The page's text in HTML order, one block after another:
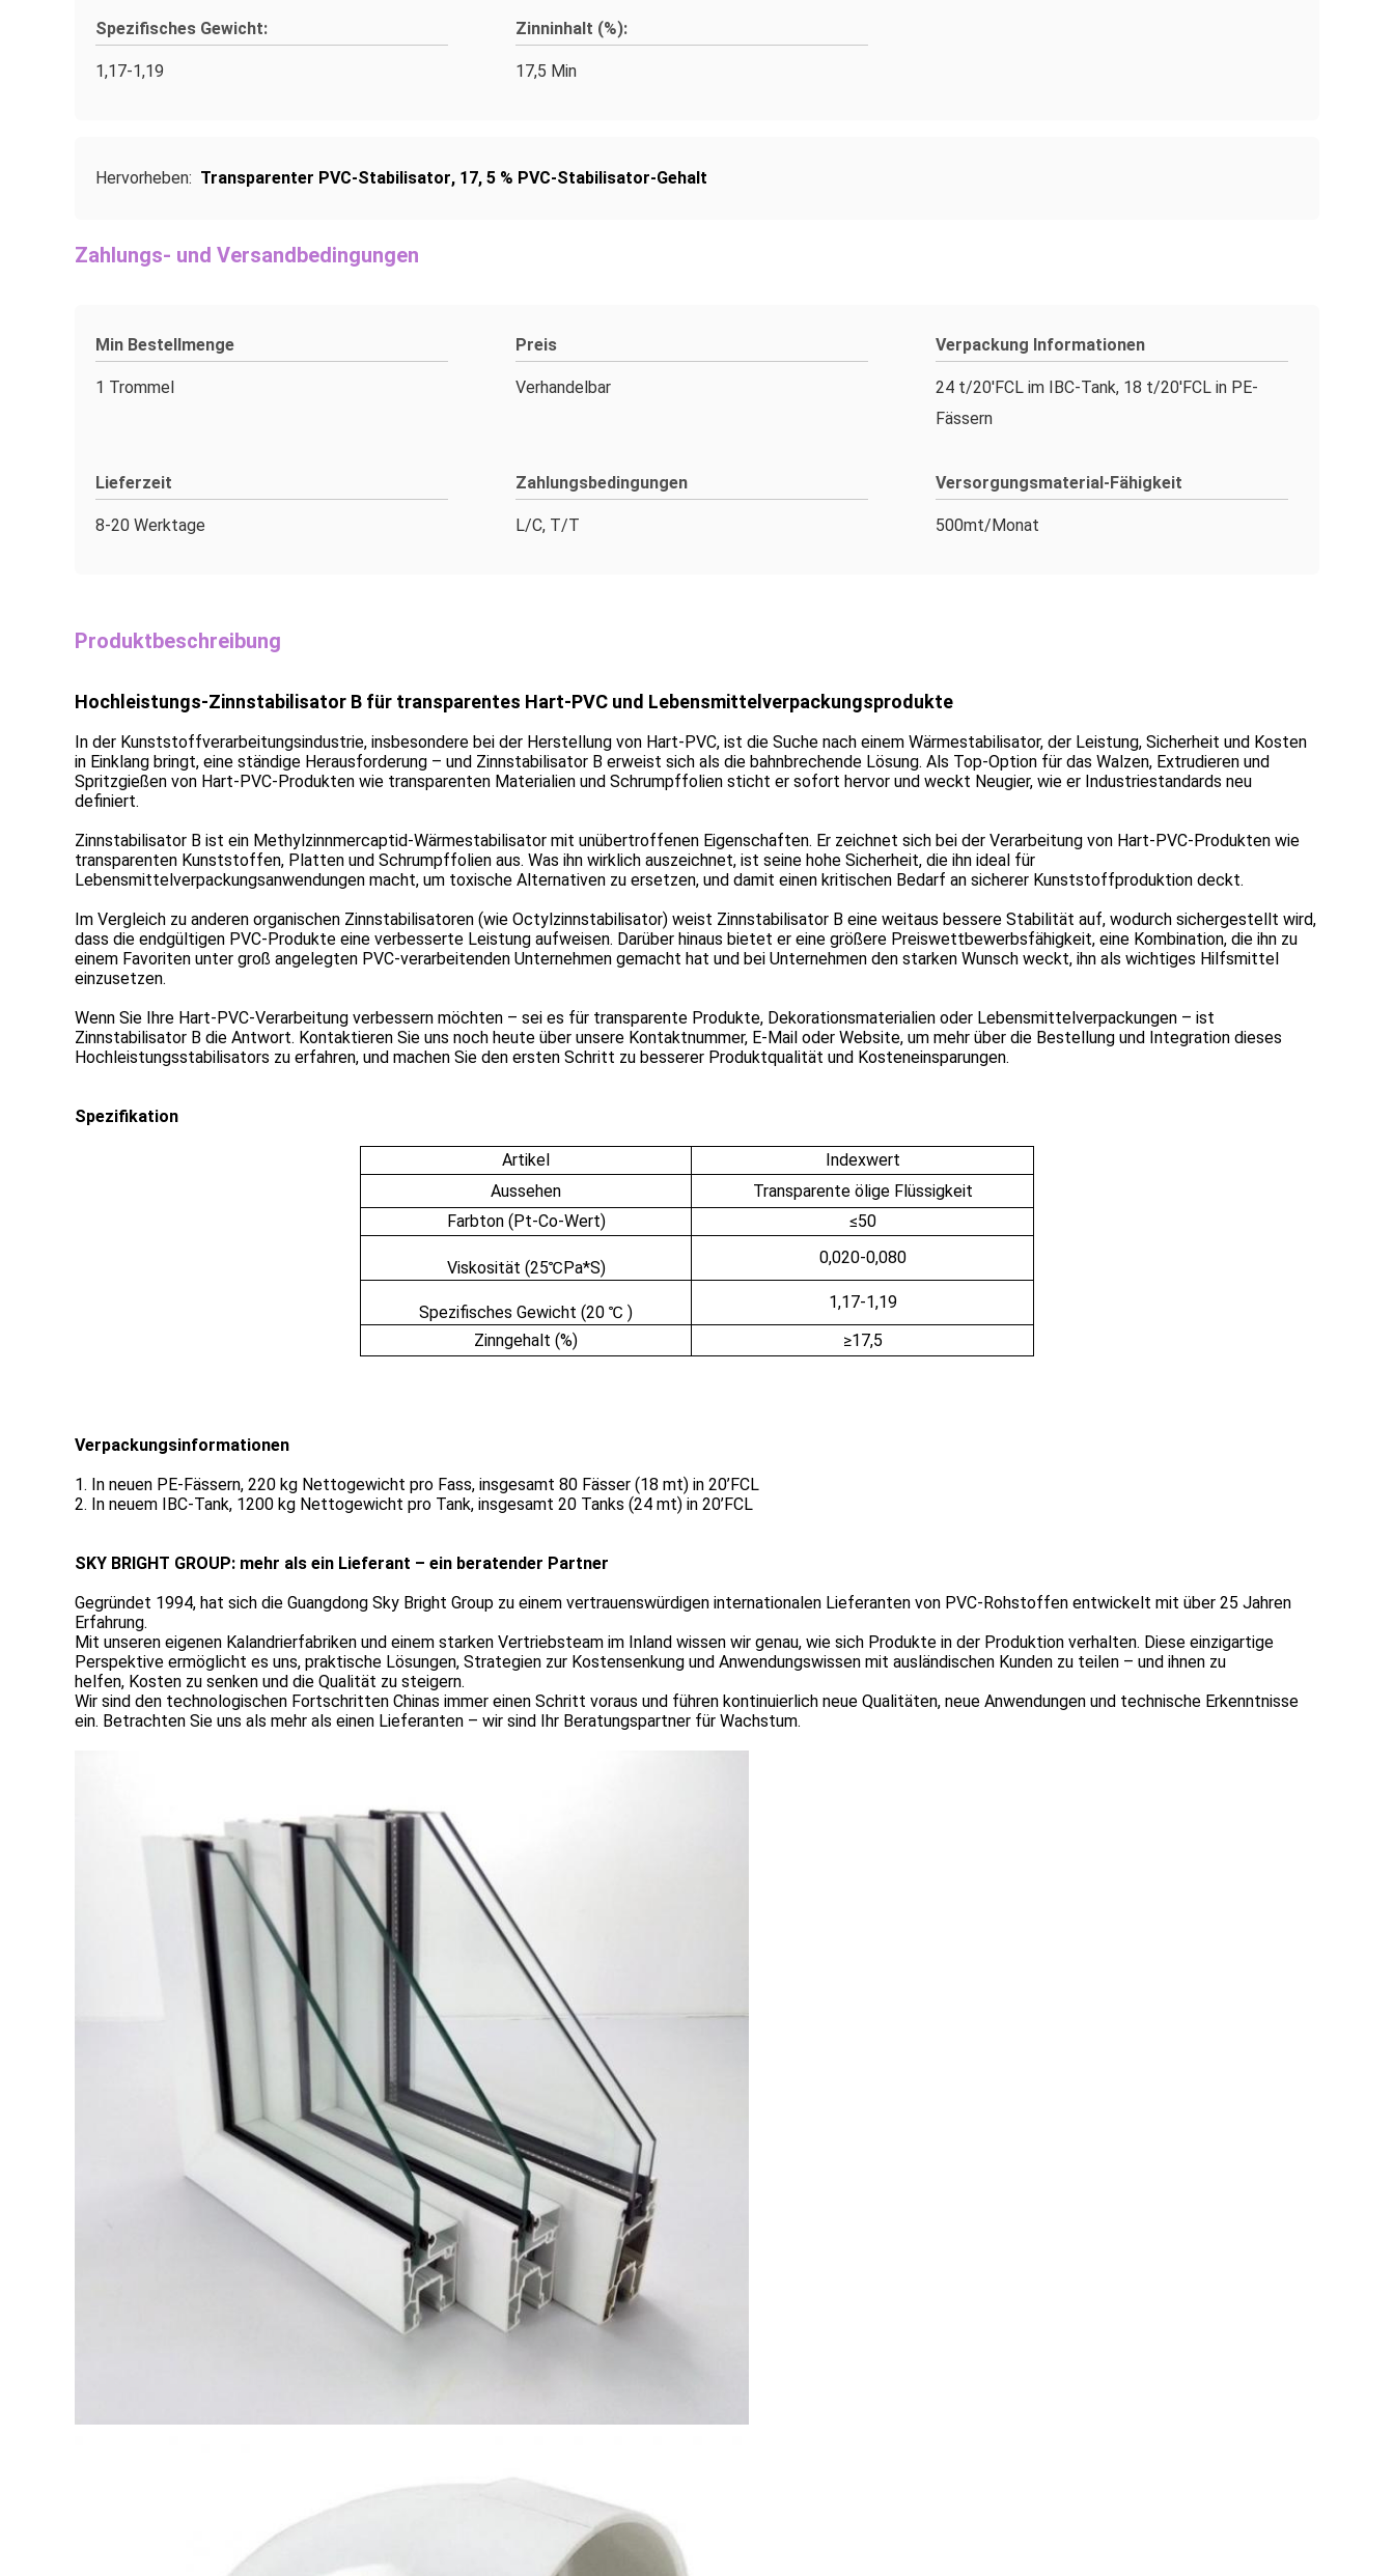
Spezifisches Gewicht:
1,17-1,19
Zinninhalt (%):
17,5 Min
Hervorheben: Transparenter PVC-Stabilisator, 17, 5 % PVC-Stabilisator-Gehalt
Zahlungs- und Versandbedingungen
Min Bestellmenge
1 Trommel
Preis
Verhandelbar
Verpackung Informationen
24 t/20'FCL im IBC-Tank, 18 t/20'FCL in PE-
Fässern
Lieferzeit
8-20 Werktage
Zahlungsbedingungen
L/C, T/T
Versorgungsmaterial-Fähigkeit
500mt/Monat
Produktbeschreibung
Hochleistungs-Zinnstabilisator B für transparentes Hart-PVC und Lebensmittelverpackungsprodukte
In der Kunststoffverarbeitungsindustrie, insbesondere bei der Herstellung von Hart-PVC, ist die Suche nach einem Wärmestabilisator, der Leistung, Sicherheit und Kosten
in Einklang bringt, eine ständige Herausforderung – und Zinnstabilisator B erweist sich als die bahnbrechende Lösung. Als Top-Option für das Walzen, Extrudieren und
Spritzgießen von Hart-PVC-Produkten wie transparenten Materialien und Schrumpffolien sticht er sofort hervor und weckt Neugier, wie er Industriestandards neu
definiert.
Zinnstabilisator B ist ein Methylzinnmercaptid-Wärmestabilisator mit unübertroffenen Eigenschaften. Er zeichnet sich bei der Verarbeitung von Hart-PVC-Produkten wie
transparenten Kunststoffen, Platten und Schrumpffolien aus. Was ihn wirklich auszeichnet, ist seine hohe Sicherheit, die ihn ideal für
Lebensmittelverpackungsanwendungen macht, um toxische Alternativen zu ersetzen, und damit einen kritischen Bedarf an sicherer Kunststoffproduktion deckt.
Im Vergleich zu anderen organischen Zinnstabilisatoren (wie Octylzinnstabilisator) weist Zinnstabilisator B eine weitaus bessere Stabilität auf, wodurch sichergestellt wird,
dass die endgültigen PVC-Produkte eine verbesserte Leistung aufweisen. Darüber hinaus bietet er eine größere Preiswettbewerbsfähigkeit, eine Kombination, die ihn zu
einem Favoriten unter groß angelegten PVC-verarbeitenden Unternehmen gemacht hat und bei Unternehmen den starken Wunsch weckt, ihn als wichtiges Hilfsmittel
einzusetzen.
Wenn Sie Ihre Hart-PVC-Verarbeitung verbessern möchten – sei es für transparente Produkte, Dekorationsmaterialien oder Lebensmittelverpackungen – ist
Zinnstabilisator B die Antwort. Kontaktieren Sie uns noch heute über unsere Kontaktnummer, E-Mail oder Website, um mehr über die Bestellung und Integration dieses
Hochleistungsstabilisators zu erfahren, und machen Sie den ersten Schritt zu besserer Produktqualität und Kosteneinsparungen.
Spezifikation
Artikel
Indexwert
Aussehen
Transparente ölige Flüssigkeit
Farbton (Pt-Co-Wert)
≤50
Viskosität (25℃Pa*S)
0,020-0,080
Spezifisches Gewicht (20 ℃ )
1,17-1,19
Zinngehalt (%)
≥17,5
Verpackungsinformationen
1. In neuen PE-Fässern, 220 kg Nettogewicht pro Fass, insgesamt 80 Fässer (18 mt) in 20’FCL
2. In neuem IBC-Tank, 1200 kg Nettogewicht pro Tank, insgesamt 20 Tanks (24 mt) in 20’FCL
SKY BRIGHT GROUP: mehr als ein Lieferant – ein beratender Partner
Gegründet 1994, hat sich die Guangdong Sky Bright Group zu einem vertrauenswürdigen internationalen Lieferanten von PVC-Rohstoffen entwickelt mit über 25 Jahren
Erfahrung.
Mit unseren eigenen Kalandrierfabriken und einem starken Vertriebsteam im Inland wissen wir genau, wie sich Produkte in der Produktion verhalten. Diese einzigartige
Perspektive ermöglicht es uns, praktische Lösungen, Strategien zur Kostensenkung und Anwendungswissen mit ausländischen Kunden zu teilen – und ihnen zu
helfen, Kosten zu senken und die Qualität zu steigern.
Wir sind den technologischen Fortschritten Chinas immer einen Schritt voraus und führen kontinuierlich neue Qualitäten, neue Anwendungen und technische Erkenntnisse
ein. Betrachten Sie uns als mehr als einen Lieferanten – wir sind Ihr Beratungspartner für Wachstum.